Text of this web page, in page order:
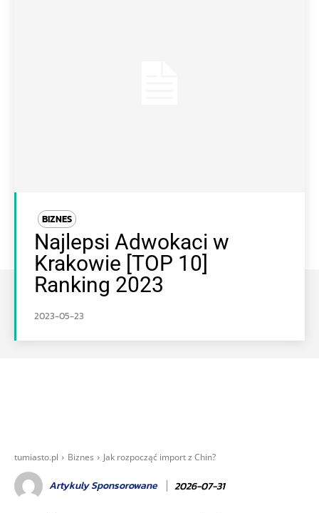
BIZNES
Najlepsi Adwokaci w
Krakowie [TOP 10]
Ranking 2023
2023-05-23